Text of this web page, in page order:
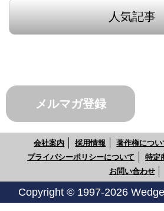
人気記事
メルマガ登録
会社案内 採用情報 著作権につい
プライバシーポリシーについて
特定
お問い合わせ
Copyright © 1997-2026